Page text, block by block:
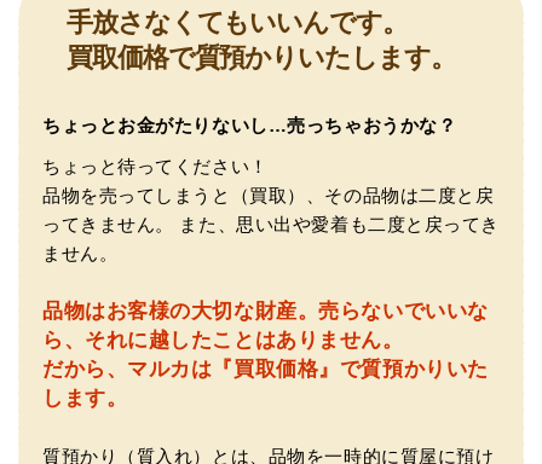
（大阪府池田市）とても親切で丁寧な対応に感激いたしま
した。質屋さんはわりと利用して(主に中古品の購入)慣れて
いましたが、今までの質屋さんとは全く違う、とても良い
印象でした。何度でも伺いたくなりました。この度は、本
当にありがとうございました。
手放さなくてもいいんです。
買取価格で質預かりいたします。
ちょっとお金がたりないし…売っちゃおうかな？
ちょっと待ってください！
品物を売ってしまうと（買取）、その品物は二度と戻
ってきません。
また、思い出や愛着も二度と戻ってき
ません。
品物はお客様の大切な財産。売らないでいいな
ら、それに越したことはありません。
だから、マルカは『買取価格』で質預かりいた
します。
質預かり（質入れ）とは、品物を一時的に質屋に預け